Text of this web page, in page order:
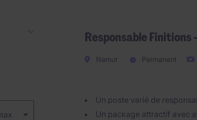
Responsable Finitions
Namur Permanent
Un poste varié de
Un package attractif avec